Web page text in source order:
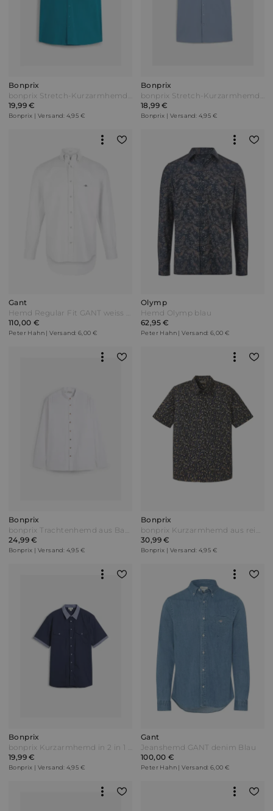
Bonprix
bonprix Stretch-Kurzarmhemd in Slim Fit Blau
19,99 €
Bonprix | Versand: 4,95 €
Bonprix
bonprix Stretch-Kurzarmhemd in Slim Fit Blau
18,99 €
Bonprix | Versand: 4,95 €
Gant
Hemd Regular Fit GANT weiss Weiß
110,00 €
Peter Hahn | Versand: 6,00 €
Olymp
Hemd Olymp blau
62,95 €
Peter Hahn | Versand: 6,00 €
Bonprix
bonprix Trachtenhemd aus Baumwolle in Regular Fit Weiß
24,99 €
Bonprix | Versand: 4,95 €
Bonprix
bonprix Kurzarmhemd aus reiner Baumwolle Schwarz
30,99 €
Bonprix | Versand: 4,95 €
Bonprix
bonprix Kurzarmhemd in 2 in 1 Optik Blau
19,99 €
Bonprix | Versand: 4,95 €
Gant
Jeanshemd GANT denim Blau
100,00 €
Peter Hahn | Versand: 6,00 €